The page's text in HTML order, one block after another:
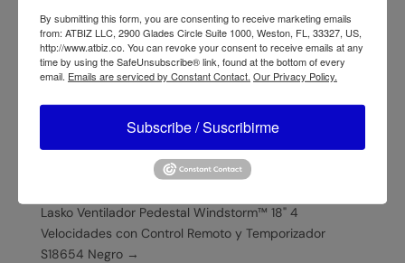
Información adicional
Marca Lasko
←Lasko Ventilador Pedestal Performance 18" 3
Velocidades con Control Remoto y Temporizador 1880
Lasko Ventilador Pedestal Windstorm™ 18" 4
Velocidades con Control Remoto y Temporizador
S18654 Negro→
By submitting this form, you are consenting to receive marketing emails
from: ATBIZ LLC, 2900 Glades Circle Suite 1000, Weston, FL, 33327, US,
http://www.atbiz.co. You can revoke your consent to receive emails at any
time by using the SafeUnsubscribe® link, found at the bottom of every
email. Emails are serviced by Constant Contact. Our Privacy Policy.
Subscribe / Suscribirme